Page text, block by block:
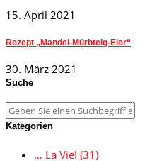
15. April 2021
Rezept „Mandel-Mürbteig-Eier“
30. März 2021
Suche
Kategorien
… La Vie! (31)